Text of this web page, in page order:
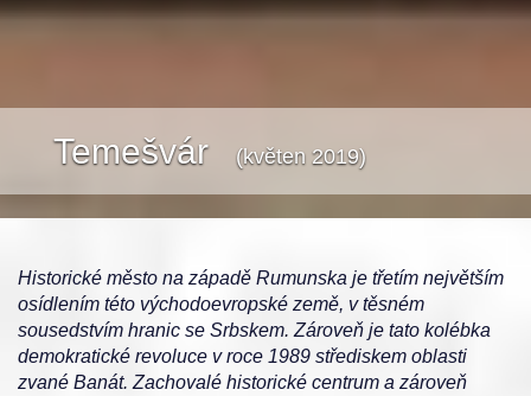
Temešvár (květen 2019)
Historické město na západě Rumunska je třetím největším
osídlením této východoevropské země, v těsném
sousedstvím hranic se Srbskem. Zároveň je tato kolébka
demokratické revoluce v roce 1989 střediskem oblasti
zvané Banát. Zachovalé historické centrum a zároveň